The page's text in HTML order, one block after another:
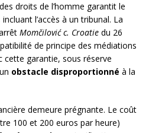
droits de l’homme garantit le
l’accès à un tribunal. La
Momčilović c. Croatie du 26
de principe des médiations
cette garantie, sous réserve
obstacle disproportionné à la
demeure prégnante. Le coût
100 et 200 euros par heure)